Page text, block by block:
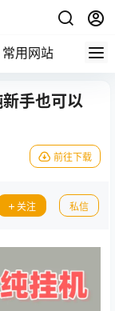
常用网站
手也可以
前往下载
关注 私信